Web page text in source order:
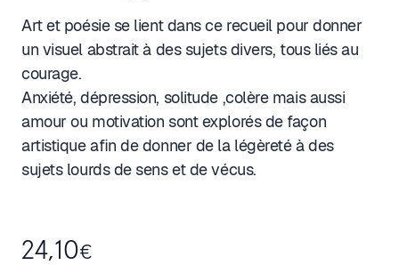
Art et poésie se lient dans ce recueil pour donner
un visuel abstrait à des sujets divers, tous liés au
courage.
Anxiété, dépression, solitude ,colère mais aussi
amour ou motivation sont explorés de façon
artistique afin de donner de la légèreté à des
sujets lourds de sens et de vécus.
24,10€